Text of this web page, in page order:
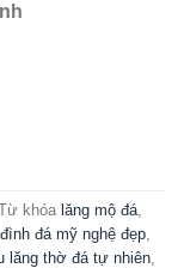
khóa lăng mộ đá,
đình đá mỹ nghệ đẹp,
lăng thờ đá tự nhiên,